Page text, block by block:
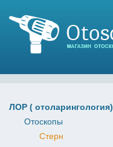
ЛОР ( отоларингология)
Отоскопы
Стерн